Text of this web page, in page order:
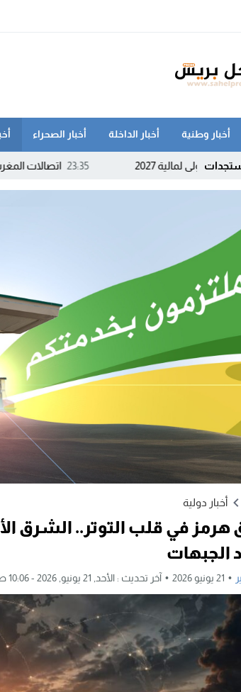
أخبار وطنية أخبار الداخلة أخبار الصحراء
23:35 اتصالات المغرب تنزل إلى
أخبار دولية
في قلب التوتر.. الشرق
الجبهات
21 يونيو 2026 آخر تحديث : الأحد, 21 يونيو, 2026 - 10:06 صباحًا